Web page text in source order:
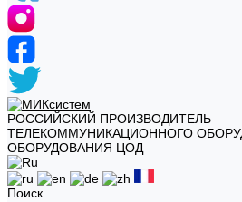
РОССИЙСКИЙ ПРОИЗВОДИТЕЛЬ
ТЕЛЕКОММУНИКАЦИОННОГО
ОБОРУДОВАНИЯ ЦОД
Поиск